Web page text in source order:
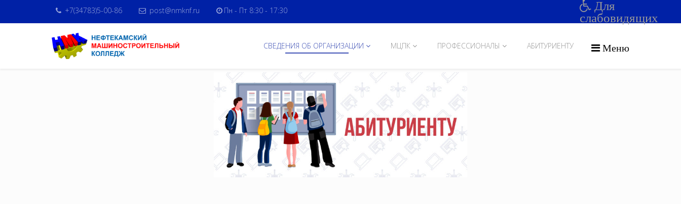
+7(34783)5-00-86 post@nmknf.ru Пн - Пт 8:30 - 17:30
Для
слабовидящих
Меню
СВЕДЕНИЯ ОБ ОРГАНИЗАЦИИ МЦПК ПРОФЕССИОНАЛЫ АБИТУРИЕНТУ